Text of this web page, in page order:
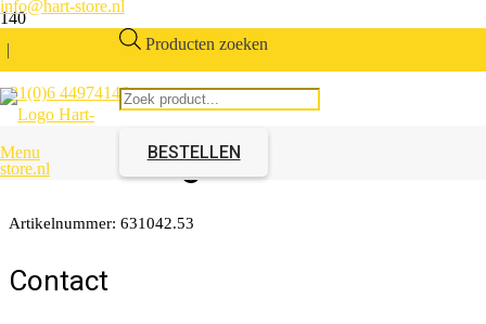
info@hart-store.nl
|
+31(0)6 44974146
Producten zoeken
BESTELLEN
Menu
Deurknop 23mm
Zilverkleurig mat staal
Artikelnummer: 631042.53
Contact